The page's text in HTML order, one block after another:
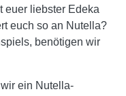
euer liebster Edeka
euch so an Nutella?
benötigen wir
ein Nutella-